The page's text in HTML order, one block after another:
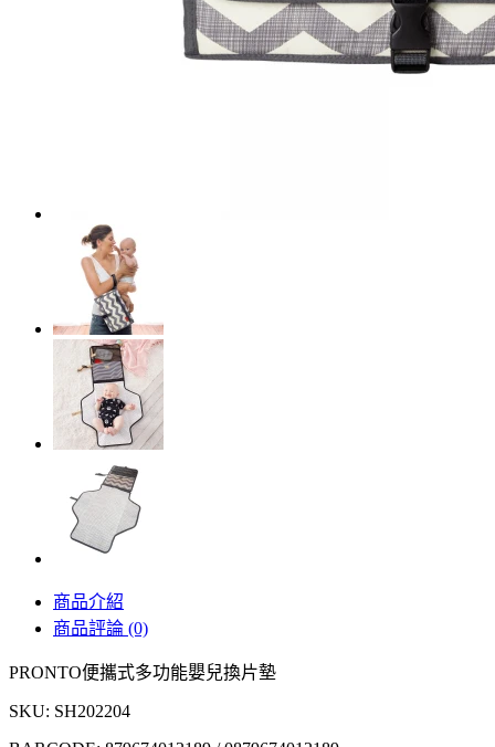
商品介紹
商品評論 (0)
PRONTO便攜式多功能嬰兒換片墊
SKU: SH202204